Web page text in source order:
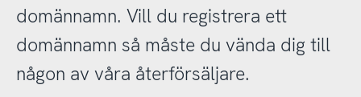
domännamn. Vill du registrera ett
domännamn så måste du vända dig till
någon av våra återförsäljare.